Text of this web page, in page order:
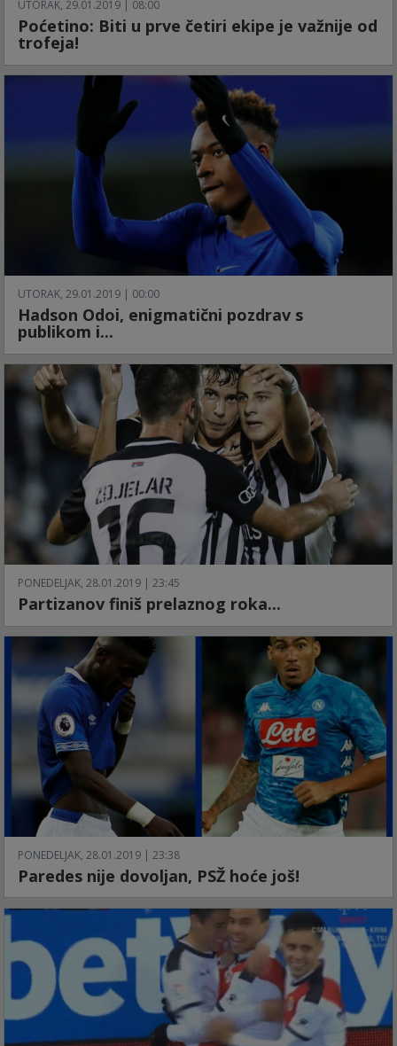
UTORAK, 29.01.2019 | 08:00
Poćetino: Biti u prve četiri ekipe je važnije od
trofeja!
UTORAK, 29.01.2019 | 00:00
Hadson Odoi, enigmatični pozdrav s
publikom i...
PONEDELJAK, 28.01.2019 | 23:45
Partizanov finiš prelaznog roka...
PONEDELJAK, 28.01.2019 | 23:38
Paredes nije dovoljan, PSŽ hoće još!